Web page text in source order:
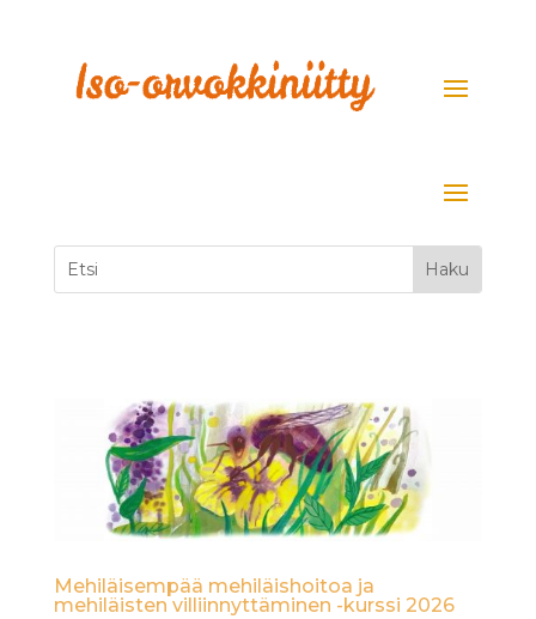
Mehiläisempää mehiläishoitoa ja
mehiläisten villiinnyttäminen -kurssi 2026